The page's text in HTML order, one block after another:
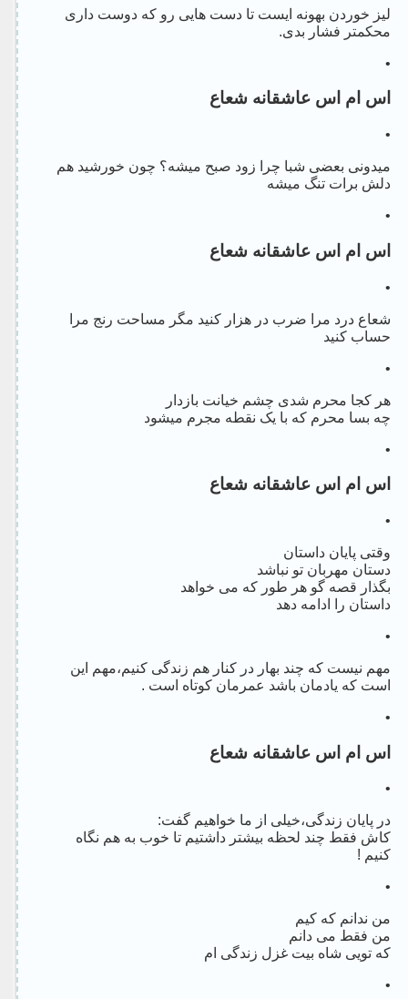
لیز خوردن بهونه ایست تا دست هایی رو که دوست داری
محکمتر فشار بدی.
•
اس ام اس عاشقانه شعاع
•
میدونی بعضی شبا چرا زود صبح میشه؟ چون خورشید هم
دلش برات تنگ میشه
•
اس ام اس عاشقانه شعاع
•
شعاع درد مرا ضرب در هزار کنید مگر مساحت رنج مرا
حساب کنید
•
هر کجا محرم شدی چشم خیانت بازدار
چه بسا محرم که با یک نقطه مجرم میشود
•
اس ام اس عاشقانه شعاع
•
وقتی پایان داستان
دستان مهربان تو نباشد
بگذار قصه گو هر طور که می خواهد
داستان را ادامه دهد
•
مهم نیست که چند بهار در کنار هم زندگی کنیم،مهم این
است که یادمان باشد عمرمان کوتاه است .
•
اس ام اس عاشقانه شعاع
•
در پایان زندگی،خیلی از ما خواهیم گفت:
کاش فقط چند لحظه بیشتر داشتیم تا خوب به هم نگاه
کنیم !
•
من ندانم که کیم
من فقط می دانم
که تویی شاه بیت غزل زندگی ام
•